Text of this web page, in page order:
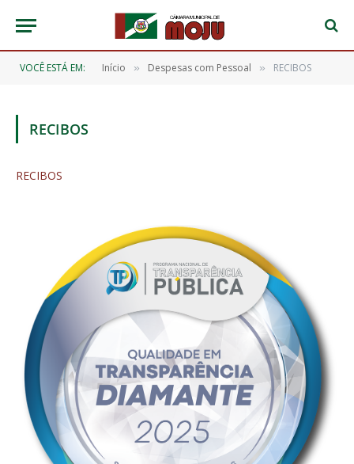
VOCÊ ESTÁ EM: Início » Despesas com Pessoal » RECIBOS
RECIBOS
RECIBOS